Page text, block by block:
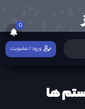
0
ورود/عضویت
ها